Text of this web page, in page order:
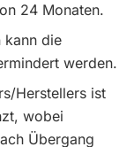
24 Monaten.
kann die
werden.
Herstellers ist
wobei
Übergang